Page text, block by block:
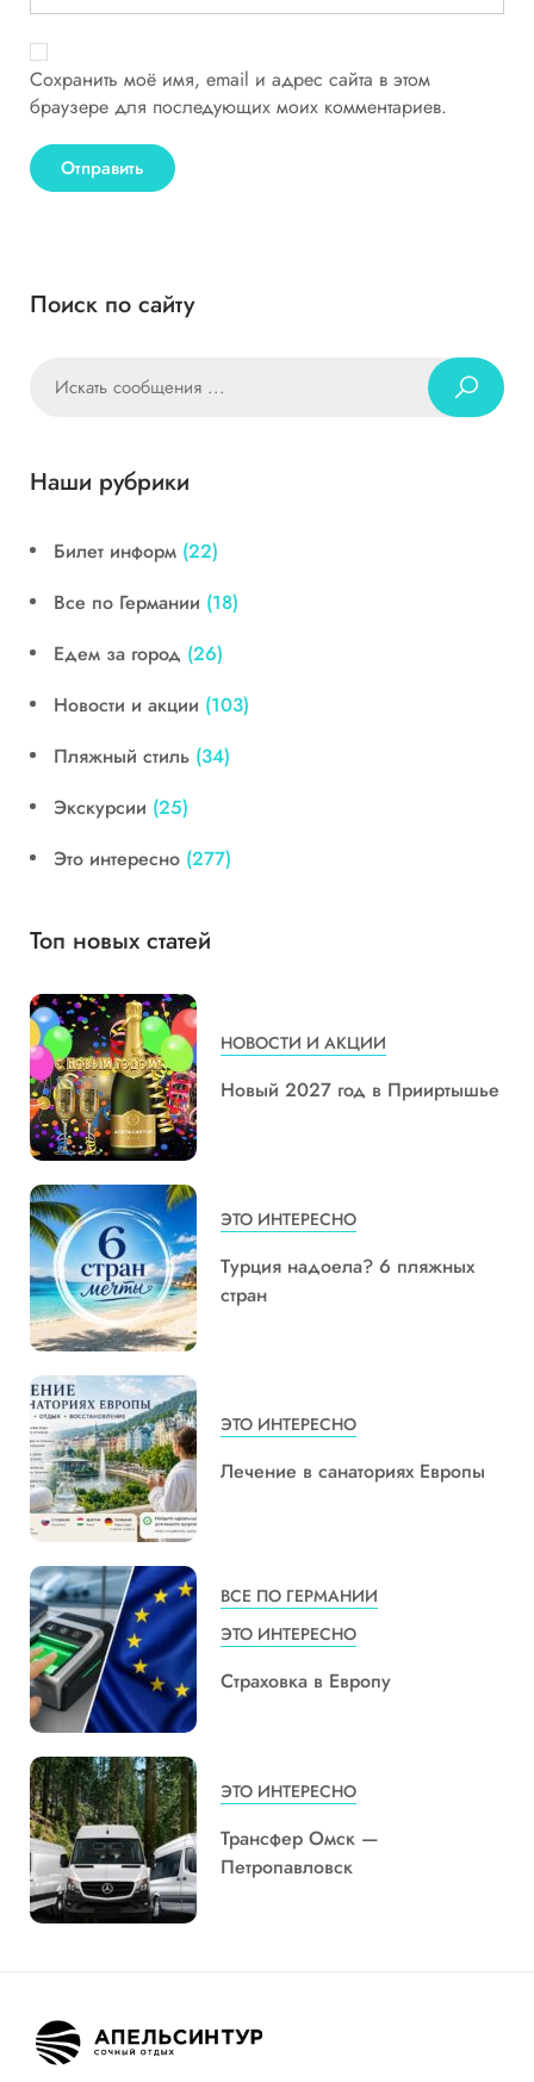
Сохранить моё имя, email и адрес сайта в этом
браузере для последующих моих комментариев.
Поиск по сайту
Наши рубрики
Билет информ (22)
Все по Германии (18)
Едем за город (26)
Новости и акции (103)
Пляжный стиль (34)
Экскурсии (25)
Это интересно (277)
Топ новых статей
НОВОСТИ И АКЦИИ
Новый 2027 год в Прииртышье
ЭТО ИНТЕРЕСНО
Турция надоела? 6 пляжных
стран
ЭТО ИНТЕРЕСНО
Лечение в санаториях Европы
ВСЕ ПО ГЕРМАНИИ
ЭТО ИНТЕРЕСНО
Страховка в Европу
ЭТО ИНТЕРЕСНО
Трансфер Омск —
Петропавловск